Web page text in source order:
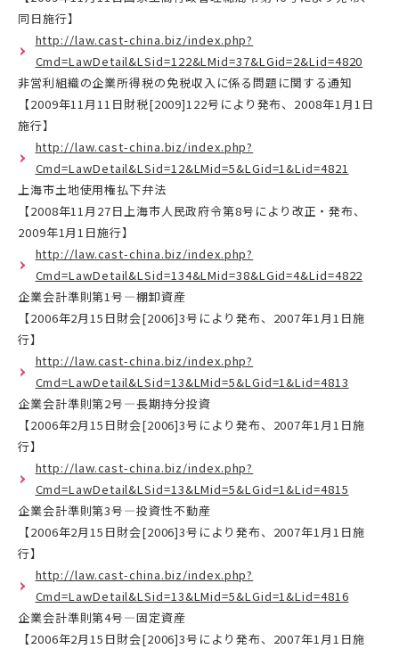
同日施行】
http://law.cast-china.biz/index.php?
Cmd=LawDetail&LSid=122&LMid=37&LGid=2&Lid=4820
非営利組織の企業所得税の免税収入に係る問題に関する通知
【2009年11月11日財税[2009]122号により発布、2008年1月1日
施行】
http://law.cast-china.biz/index.php?
Cmd=LawDetail&LSid=12&LMid=5&LGid=1&Lid=4821
上海市土地使用権払下弁法
【2008年11月27日上海市人民政府令第8号により改正・発布、
2009年1月1日施行】
http://law.cast-china.biz/index.php?
Cmd=LawDetail&LSid=134&LMid=38&LGid=4&Lid=4822
企業会計準則第1号―棚卸資産
【2006年2月15日財会[2006]3号により発布、2007年1月1日施
行】
http://law.cast-china.biz/index.php?
Cmd=LawDetail&LSid=13&LMid=5&LGid=1&Lid=4813
企業会計準則第2号―長期持分投資
【2006年2月15日財会[2006]3号により発布、2007年1月1日施
行】
http://law.cast-china.biz/index.php?
Cmd=LawDetail&LSid=13&LMid=5&LGid=1&Lid=4815
企業会計準則第3号―投資性不動産
【2006年2月15日財会[2006]3号により発布、2007年1月1日施
行】
http://law.cast-china.biz/index.php?
Cmd=LawDetail&LSid=13&LMid=5&LGid=1&Lid=4816
企業会計準則第4号―固定資産
【2006年2月15日財会[2006]3号により発布、2007年1月1日施